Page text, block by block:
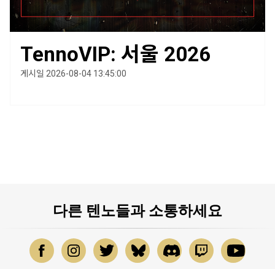
TennoVIP: 서울 2026
게시일 2026-08-04 13:45:00
다른 텐노들과 소통하세요